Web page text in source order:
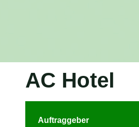
AC Hotel
Auftraggeber